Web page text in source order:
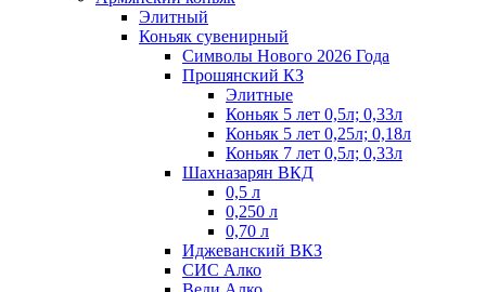
Элитный
Коньяк сувенирный
Символы Нового 2026 Года
Прошянский КЗ
Элитные
Коньяк 5 лет 0,5л; 0,33л
Коньяк 5 лет 0,25л; 0,18л
Коньяк 7 лет 0,5л; 0,33л
Шахназарян ВКД
0,5 л
0,250 л
0,70 л
Иджеванский ВКЗ
СИС Алко